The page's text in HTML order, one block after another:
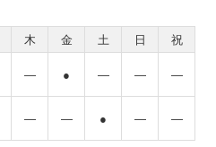
木 金 土 日
祝
― ● ― ― ―
― ― ● ― ―